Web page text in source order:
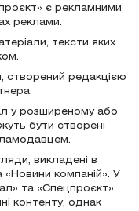
є рекламними
реклами.
тексти яких
створений редакцією
у розширеному або
бути створені
викладені в
компаній». У
та «Спецпроєкт»
контенту, однак